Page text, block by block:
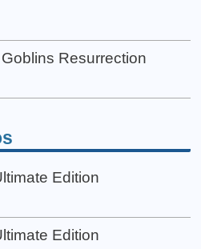
Resurrection
Edition
Edition